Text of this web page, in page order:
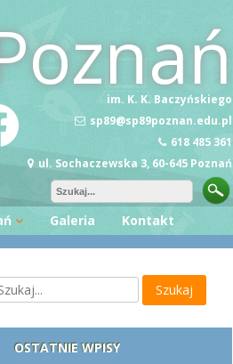
im. K. K. Baczyńskiego
sp89@sp89poznan.edu.pl
618 485 361
ul. Sochaczewska 3, 60-645 Poznań
Wiedzy
Galeria Kontakt
OSTATNIE WPISY